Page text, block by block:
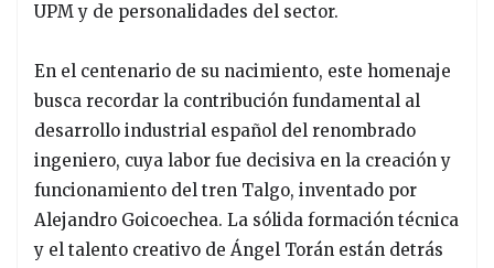
UPM y de personalidades del sector.
En el centenario de su nacimiento, este homenaje
busca recordar la contribución fundamental al
desarrollo industrial español del renombrado
ingeniero, cuya labor fue decisiva en la creación y
funcionamiento del tren Talgo, inventado por
Alejandro Goicoechea. La sólida formación técnica
y el talento creativo de Ángel Torán están detrás